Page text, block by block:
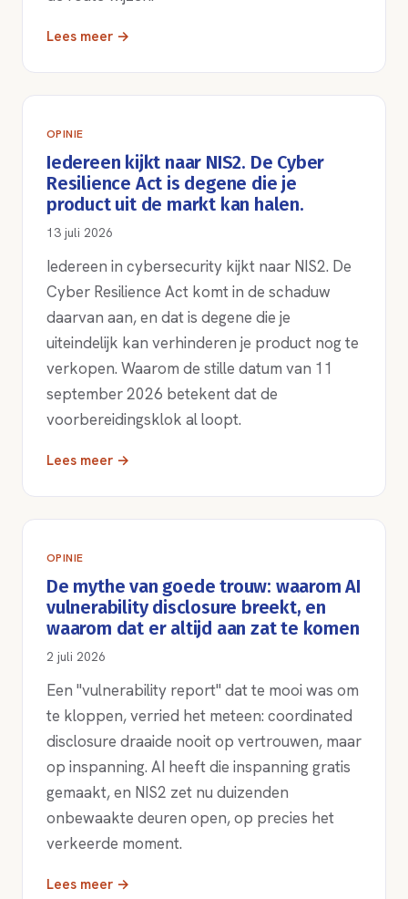
Lees meer →
OPINIE
Iedereen kijkt naar NIS2. De Cyber
Resilience Act is degene die je
product uit de markt kan halen.
13 juli 2026
Iedereen in cybersecurity kijkt naar NIS2. De
Cyber Resilience Act komt in de schaduw
daarvan aan, en dat is degene die je
uiteindelijk kan verhinderen je product nog te
verkopen. Waarom de stille datum van 11
september 2026 betekent dat de
voorbereidingsklok al loopt.
Lees meer →
OPINIE
De mythe van goede trouw: waarom AI
vulnerability disclosure breekt, en
waarom dat er altijd aan zat te komen
2 juli 2026
Een "vulnerability report" dat te mooi was om
te kloppen, verried het meteen: coordinated
disclosure draaide nooit op vertrouwen, maar
op inspanning. AI heeft die inspanning gratis
gemaakt, en NIS2 zet nu duizenden
onbewaakte deuren open, op precies het
verkeerde moment.
Lees meer →